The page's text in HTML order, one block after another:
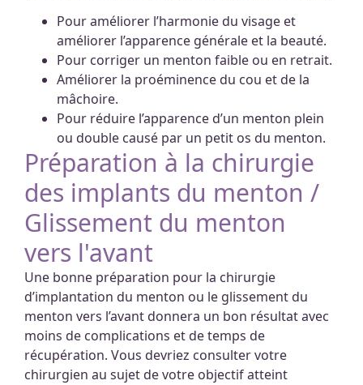
Pour améliorer l’harmonie du visage et
améliorer l’apparence générale et la beauté.
Pour corriger un menton faible ou en retrait.
Améliorer la proéminence du cou et de la
mâchoire.
Pour réduire l’apparence d’un menton plein
ou double causé par un petit os du menton.
Préparation à la chirurgie
des implants du menton /
Glissement du menton
vers l'avant
Une bonne préparation pour la chirurgie
d’implantation du menton ou le glissement du
menton vers l’avant donnera un bon résultat avec
moins de complications et de temps de
récupération. Vous devriez consulter votre
chirurgien au sujet de votre objectif atteint